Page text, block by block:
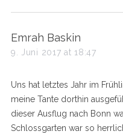
s
a
s
:
Emrah Baskin
9. Juni 2017 at 18:47
Uns hat letztes Jahr im
meine Tante dorthin
dieser Ausflug nach Bonn
Schlossgarten war so